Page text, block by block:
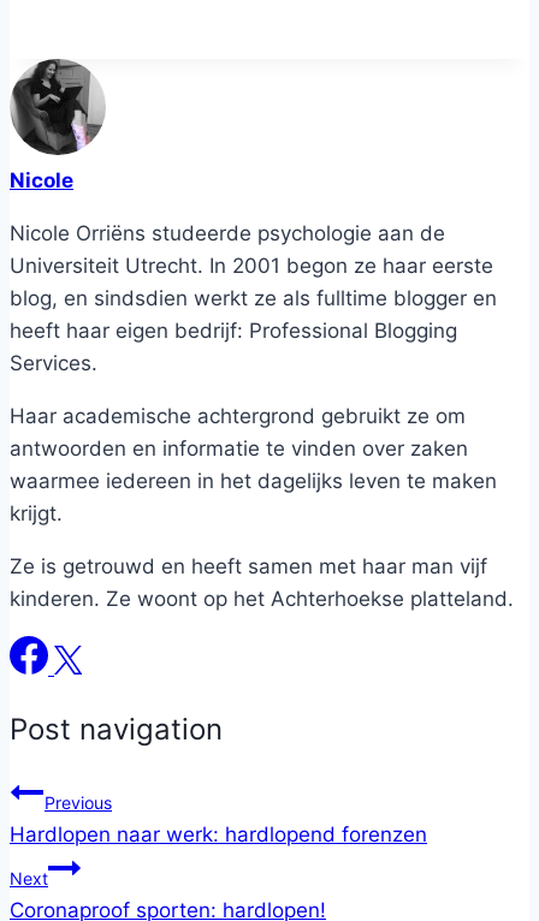
Nicole
Nicole Orriëns studeerde psychologie aan de
Universiteit Utrecht. In 2001 begon ze haar eerste
blog, en sindsdien werkt ze als fulltime blogger en
heeft haar eigen bedrijf: Professional Blogging
Services.
Haar academische achtergrond gebruikt ze om
antwoorden en informatie te vinden over zaken
waarmee iedereen in het dagelijks leven te maken
krijgt.
Ze is getrouwd en heeft samen met haar man vijf
kinderen. Ze woont op het Achterhoekse platteland.
Post navigation
Previous
Hardlopen naar werk: hardlopend forenzen
Next
Coronaproof sporten: hardlopen!